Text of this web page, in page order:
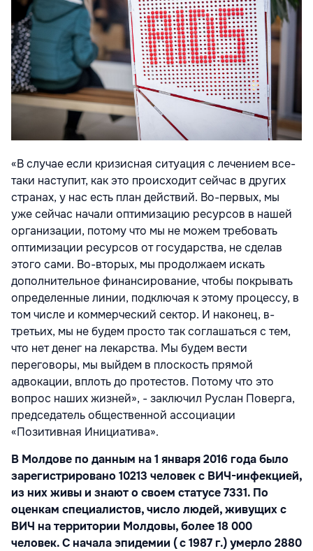
«В случае если кризисная ситуация с лечением все-
таки наступит, как это происходит сейчас в других
странах, у нас есть план действий. Во-первых, мы
уже сейчас начали оптимизацию ресурсов в нашей
организации, потому что мы не можем требовать
оптимизации ресурсов от государства, не сделав
этого сами. Во-вторых, мы продолжаем искать
дополнительное финансирование, чтобы покрывать
определенные линии, подключая к этому процессу, в
том числе и коммерческий сектор. И наконец, в-
третьих, мы не будем просто так соглашаться с тем,
что нет денег на лекарства. Мы будем вести
переговоры, мы выйдем в плоскость прямой
адвокации, вплоть до протестов. Потому что это
вопрос наших жизней», - заключил Руслан Поверга,
председатель общественной ассоциации
«Позитивная Инициатива».
В Молдове по данным на 1 января 2016 года было
зарегистрировано 10213 человек с ВИЧ-инфекцией,
из них живы и знают о своем статусе 7331. По
оценкам специалистов, число людей, живущих с
ВИЧ на территории Молдовы, более 18 000
человек. С начала эпидемии ( с 1987 г.) умерло 2880